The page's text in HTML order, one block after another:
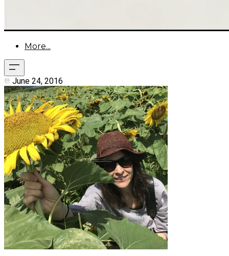
More...
June 24, 2016